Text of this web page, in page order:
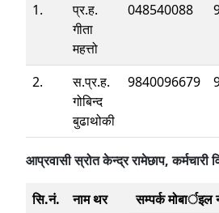
1.
प्र.ह.
गीता
महत्तो
048540088
2.
स.प्र.ह.
गोबिन्द
बुढाथोकी
9840096679
आप्रवासी स्रोत केन्द्र रामेछाप, कर्मचारी
सि.नं. नाम थर सम्पर्क मोबार्इल